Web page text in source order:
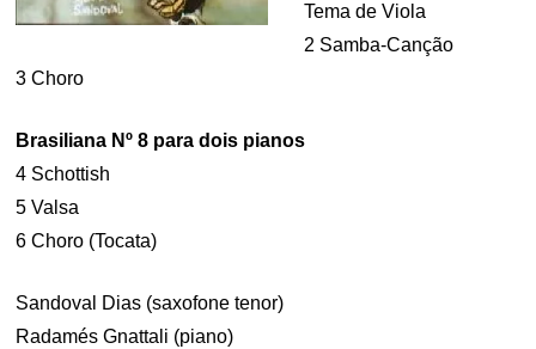
Tema de Viola
2 Samba-Canção
3 Choro
Brasiliana Nº 8 para dois pianos
4 Schottish
5 Valsa
6 Choro (Tocata)
Sandoval Dias (saxofone tenor)
Radamés Gnattali (piano)